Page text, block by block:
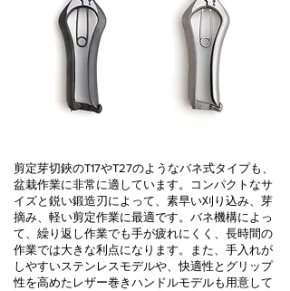
剪定芽切鋏のT17やT27のようなバネ式タイプも、
盆栽作業に非常に適しています。コンパクトなサ
イズと鋭い鍛造刃によって、素早い刈り込み、芽
摘み、軽い剪定作業に最適です。バネ機構によっ
て、繰り返し作業でも手が疲れにくく、長時間の
作業では大きな利点になります。また、手入れが
しやすいステンレスモデルや、快適性とグリップ
性を高めたレザー巻きハンドルモデルも用意して